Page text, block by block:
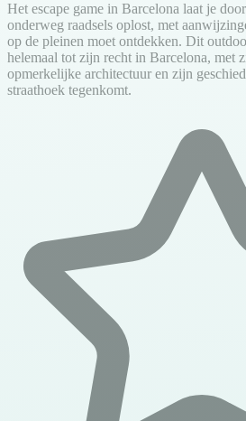
Het escape game in Barcelona laat je
onderweg raadsels oplost, met
op de pleinen moet ontdekken. Dit
helemaal tot zijn recht in Barcelona, met
opmerkelijke architectuur en zijn
straathoek tegenkomt.